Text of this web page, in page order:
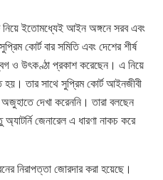
নিয়ে ইতোমধ্যেই আইন অঙ্গনে সরব এবং
কোর্ট বার সমিতি এবং দেশের শীর্ষ
ও উৎকণ্ঠা প্রকাশ করেছেন। এ নিয়ে
তার সাথে সুপ্রিম কোর্ট আইনজীবী
দেখা করেননি। তারা বলছেন
জেনারেল এ ধারণা নাকচ করে
নিরাপত্তা জোরদার করা হয়েছে।